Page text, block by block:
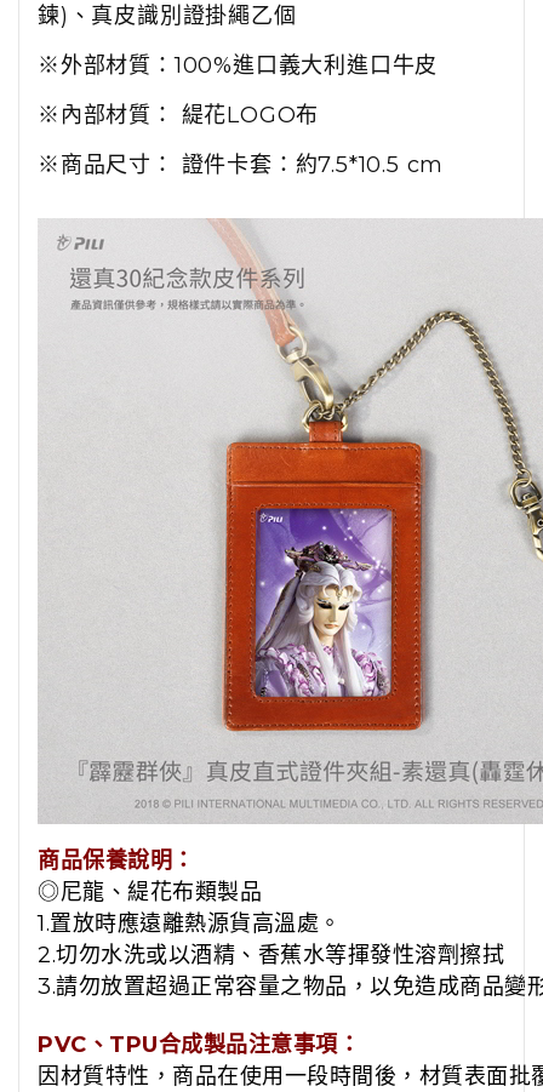
鍊)、真皮識別證掛繩乙個
※外部材質：100%進口義大利進口牛皮
※內部材質： 緹花LOGO布
※商品尺寸： 證件卡套：約7.5*10.5 cm
商品保養說明：
◎尼龍、緹花布類製品
1.置放時應遠離熱源貨高溫處。
2.切勿水洗或以酒精、香蕉水等揮發性溶劑擦拭
3.請勿放置超過正常容量之物品，以免造成商品變
PVC、TPU合成製品注意事項：
因材質特性，商品在使用一段時間後，材質表面批